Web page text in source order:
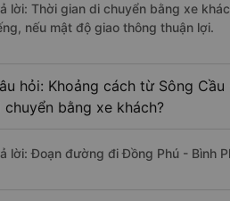
lời: Thời gian di chuyển bằng xe
nếu mật độ giao thông thuận lợi.
hỏi: Khoảng cách từ Sông
chuyển bằng xe khách?
lời: Đoạn đường đi Đồng Phú - Bình